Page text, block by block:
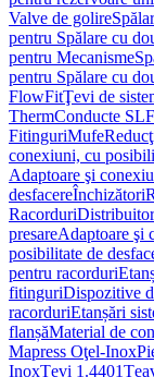
Valve de golire
pentru Spălare cu
pentru Mecanisme
pentru Spălare cu
FlowFitŢevi de
ThermConducte SL
FitinguriMufe
conexiuni, cu
Adaptoare şi
desfacereÎnchizători
Racorduri
presareAdaptoare şi
posibilitate de
pentru racorduri
fitinguriDispozitive
racorduriEtanșări
flanșăMaterial de
Mapress Oţel-Inox
InoxŢevi 1.4401